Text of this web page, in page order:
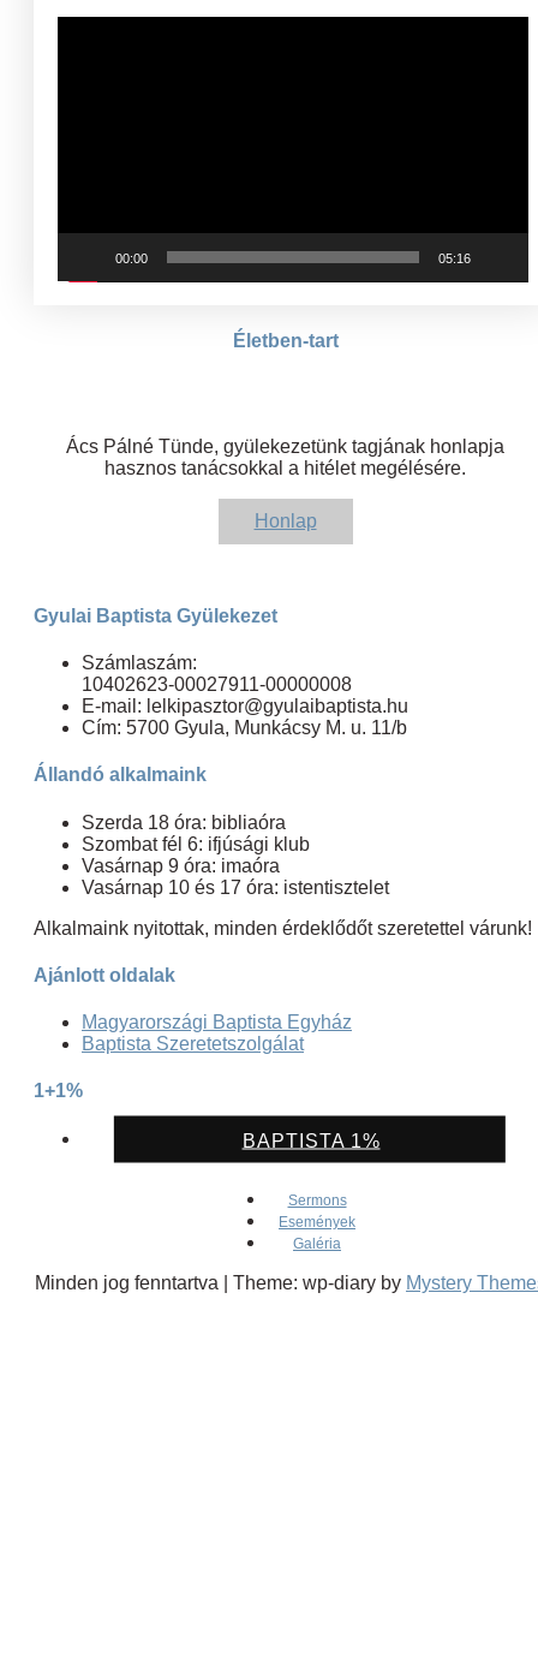
00:00 05:16
Életben-tart
Ács Pálné Tünde, gyülekezetünk tagjának honlapja
hasznos tanácsokkal a hitélet megélésére.
Honlap
Gyulai Baptista Gyülekezet
Számlaszám:
10402623-00027911-00000008
E-mail: lelkipasztor@gyulaibaptista.hu
Cím: 5700 Gyula, Munkácsy M. u. 11/b
Állandó alkalmaink
Szerda 18 óra: bibliaóra
Szombat fél 6: ifjúsági klub
Vasárnap 9 óra: imaóra
Vasárnap 10 és 17 óra: istentisztelet
Alkalmaink nyitottak, minden érdeklődőt szeretettel várunk!
Ajánlott oldalak
Magyarországi Baptista Egyház
Baptista Szeretetszolgálat
1+1%
BAPTISTA 1%
Sermons
Események
Galéria
Minden jog fenntartva Theme: wp-diary by Mystery